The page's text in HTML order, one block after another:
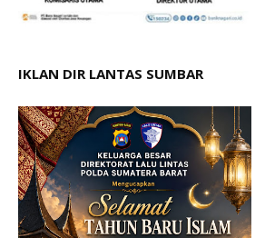
IKLAN DIR LANTAS SUMBAR